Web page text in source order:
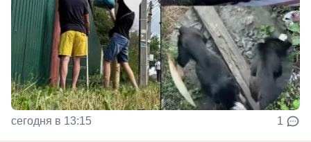
сегодня в 13:15 1